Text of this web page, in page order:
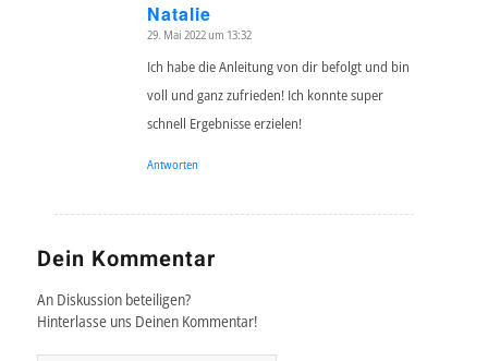
Natalie
sagte:
29. Mai 2022 um 13:32
Ich habe die Anleitung von dir befolgt und bin
voll und ganz zufrieden! Ich konnte super
schnell Ergebnisse erzielen!
Antworten
Dein Kommentar
An Diskussion beteiligen?
Hinterlasse uns Deinen Kommentar!